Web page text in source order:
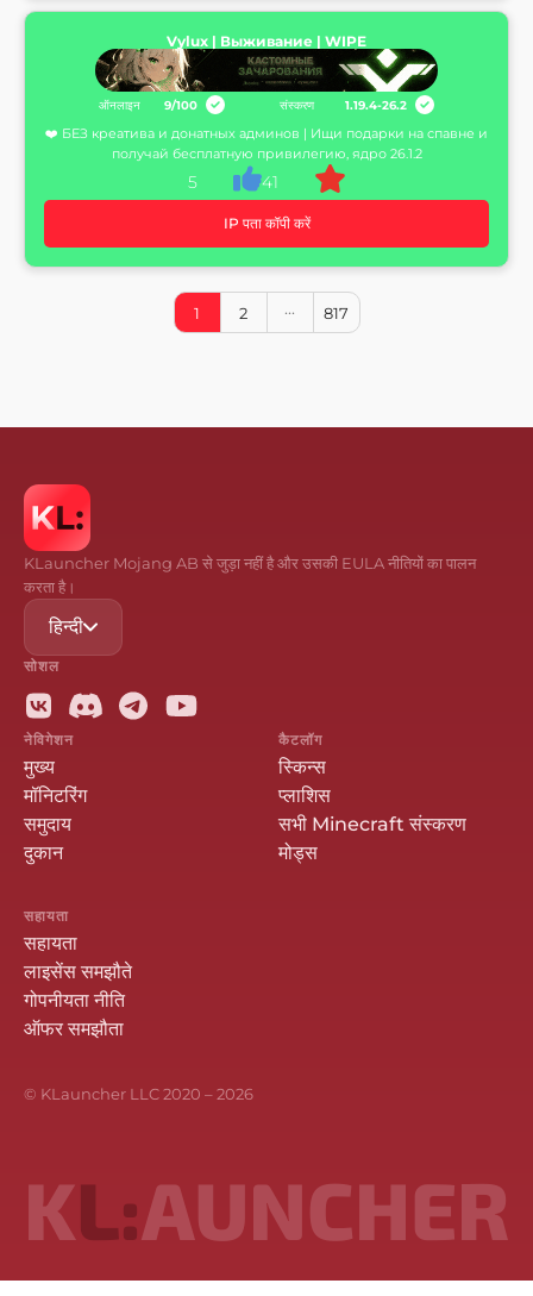
Vylux | Выживание | WIPE
ऑनलाइन 9/100 संस्करण 1.19.4-26.2
❤️ БЕЗ креатива и донатных админов | Ищи подарки на спавне и
получай бесплатную привилегию, ядро 26.1.2
5 41
IP पता कॉपी करें
1 2 817
KLauncher Mojang AB से जुड़ा नहीं है और उसकी EULA नीतियों का पालन
करता है।
हिन्दी
सोशल
नेविगेशन
मुख्य
मॉनिटरिंग
समुदाय
दुकान
कैटलॉग
स्किन्स
प्लाशिस
सभी Minecraft संस्करण
मोड्स
सहायता
सहायता
लाइसेंस समझौते
गोपनीयता नीति
ऑफर समझौता
© KLauncher LLC 2020 –2026
KL:AUNCHER